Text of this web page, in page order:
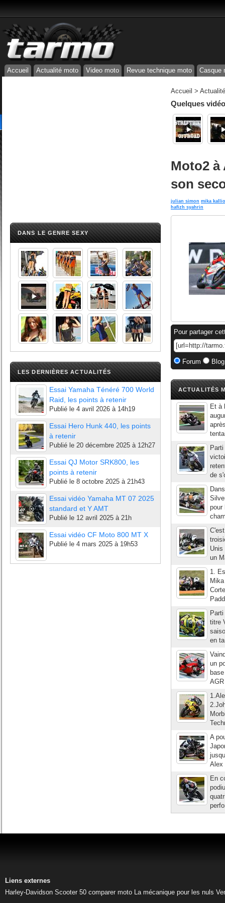
Accueil Actualité moto Video moto Revue technique moto Casque
DANS LE GENRE SEXY
LES DERNIÈRES ACTUALITÉS
Essai Yamaha Ténéré 700 World
Raid, les points à retenir
Publié le 4 avril 2026 à 14h19
Essai Hero Hunk 440, les points
à retenir
Publié le 20 décembre 2025 à 12h27
Essai QJ Motor SRK800, les
points à retenir
Publié le 8 octobre 2025 à 21h43
Essai vidéo Yamaha MT 07 2025
standard et Y AMT
Publié le 12 avril 2025 à 21h
Essai vidéo CF Moto 800 MT X
Publié le 4 mars 2025 à 19h53
Accueil >
Quelques
Moto2 à
son
julian simon mika kallio
hafizh syahrin
Pour partager
Forum
ACTUALITÉS
Et à
de
pour
Unis
un
1.
titre
en
un
A
Alex
En
Liens externes
Harley-Davidson Scooter 50 comparer moto La mécanique pour les nuls